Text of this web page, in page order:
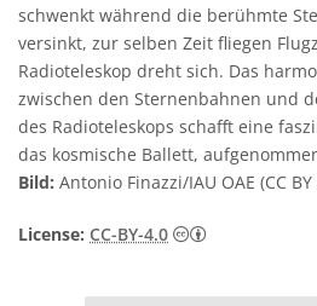
schwenkt während die berühmte
versinkt, zur selben Zeit fliegen
Radioteleskop dreht sich. Das
zwischen den Sternenbahnen und
des Radioteleskops schafft eine
das kosmische Ballett,
Bild: Antonio Finazzi/IAU OAE (CC BY
License: CC-BY-4.0 Creative